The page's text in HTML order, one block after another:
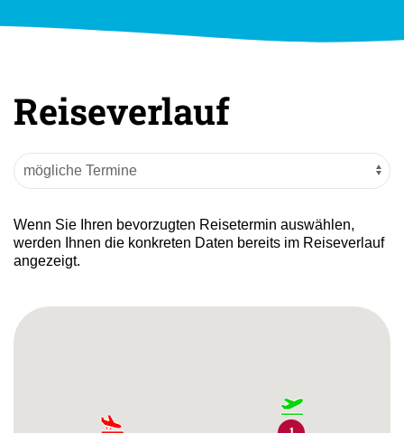
Reiseverlauf
Wenn Sie Ihren bevorzugten Reisetermin auswählen,
werden Ihnen die konkreten Daten bereits im Reiseverlauf
angezeigt.